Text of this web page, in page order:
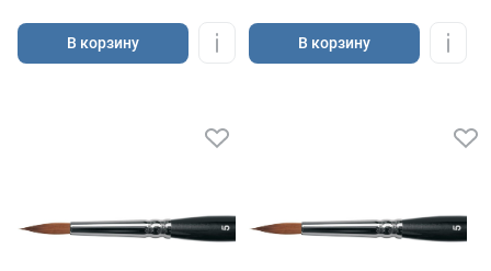
В корзину В корзину